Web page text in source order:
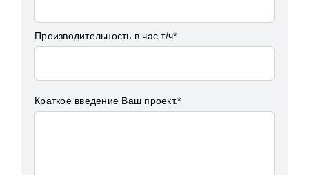
Производительность в час т/ч*
Краткое введение Ваш проект.*